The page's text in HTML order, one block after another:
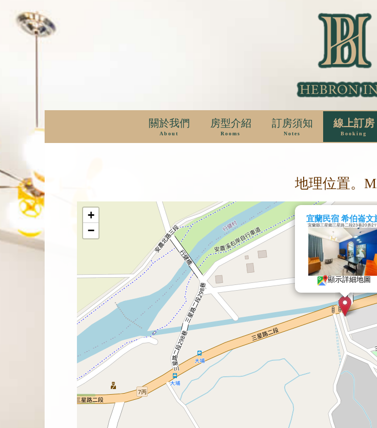
關於我們
About
房型介紹
Rooms
訂房須知
Notes
線上訂房
Booking
地理位置。
宜蘭民宿 希伯崙文
宜蘭縣三星鄉三星路二段23巷20弄21
顯示詳細地圖
+
−